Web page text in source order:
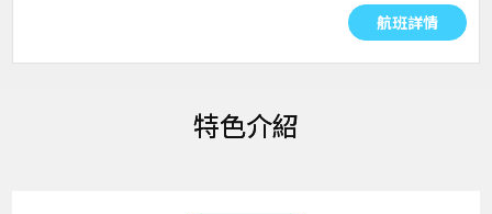
航班詳情
特色介紹